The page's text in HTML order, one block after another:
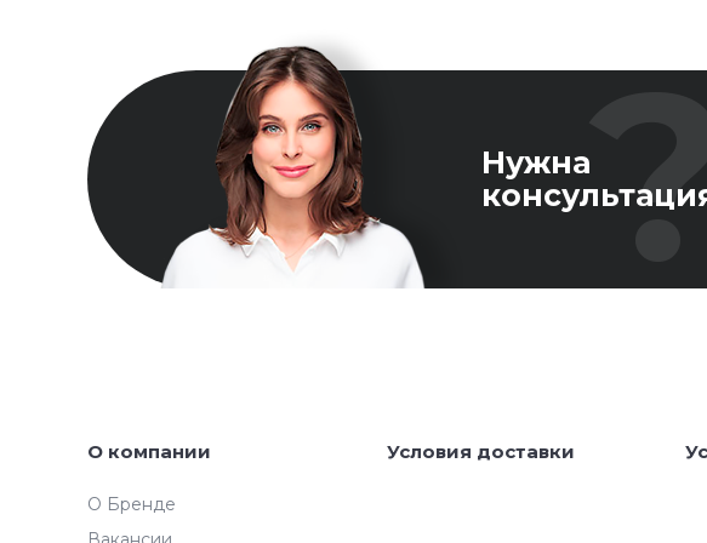
Нужна
О компании
О Бренде
Условия доставки